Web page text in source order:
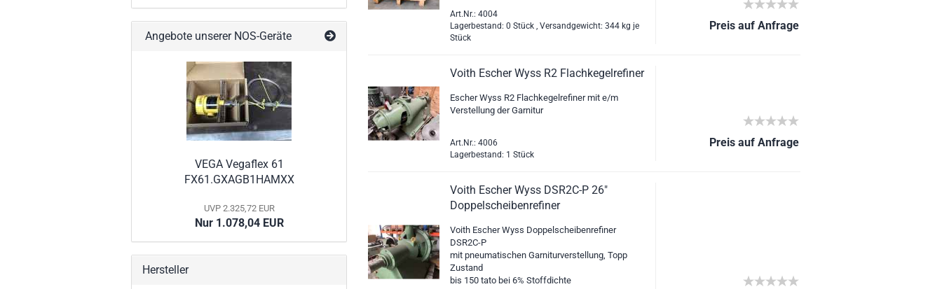
Art.Nr.: 4004
Lagerbestand: 0 Stück , Versandgewicht:344 kg je
Stück
Preis auf Anfrage
Voith Escher Wyss R2 Flachkegelrefiner
Escher Wyss R2 Flachkegelrefiner mit e/m
Verstellung der Garnitur
Art.Nr.: 4006
Lagerbestand: 1 Stück
Preis auf Anfrage
Voith Escher Wyss DSR2C-P 26"
Doppelscheibenrefiner
Voith Escher Wyss Doppelscheibenrefiner
DSR2C-P
mit pneumatischen Garniturverstellung, Topp
Zustand
bis 150 tato bei 6% Stoffdichte
Angebote unserer NOS-Geräte
VEGA Vegaflex 61
FX61.GXAGB1HAMXX
UVP 2.325,72 EUR
Nur 1.078,04 EUR
Hersteller